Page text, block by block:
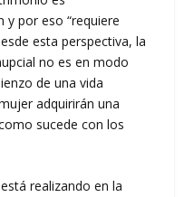
y por eso “requiere
esta perspectiva, la
no es en modo
de una vida
adquirirán una
sucede con los
realizando en la